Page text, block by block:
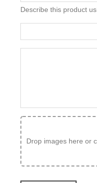
Describe this product
Drop images here or